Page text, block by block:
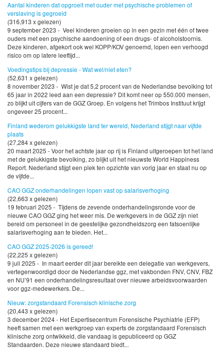
Aantal kinderen dat opgroeit met ouder met psychische problemen of
verslaving is gegroeid
(316,913 x gelezen)
9 september 2023 - Veel kinderen groeien op in een gezin met één of twee
ouders met een psychische aandoening of een drugs- of alcoholstoornis.
Deze kinderen, afgekort ook wel KOPP/KOV genoemd, lopen een verhoogd
risico om op latere leeftijd...
Voedingstips bij depressie - Wat wel/niet eten?
(52,631 x gelezen)
8 november 2023 - Wist je dat 5,2 procent van de Nederlandse bevolking tot
65 jaar in 2022 leed aan een depressie? Dit komt neer op 550.000 mensen,
zo blijkt uit cijfers van de GGZ Groep. En volgens het Trimbos Instituut krijgt
ongeveer 25 procent...
Finland wederom gelukkigste land ter wereld, Nederland stijgt naar vijfde
plaats
(27,284 x gelezen)
20 maart 2025 - Voor het achtste jaar op rij is Finland uitgeroepen tot het land
met de gelukkigste bevolking, zo blijkt uit het nieuwste World Happiness
Report. Nederland stijgt een plek ten opzichte van vorig jaar en staat nu op
de vijfde...
CAO GGZ onderhandelingen lopen vast op salarisverhoging
(22,663 x gelezen)
19 februari 2025 - Tijdens de zevende onderhandelingsronde voor de
nieuwe CAO GGZ ging het weer mis. De werkgevers in de GGZ zijn niet
bereid om personeel in de geestelijke gezondheidszorg een fatsoenlijke
salarisverhoging aan te bieden. Het...
CAO GGZ 2025-2026 is gereed!
(22,225 x gelezen)
9 juli 2025 - In maart eerder dit jaar bereikte een delegatie van werkgevers,
vertegenwoordigd door de Nederlandse ggz, met vakbonden FNV, CNV, FBZ
en NU’91 een onderhandelingsresultaat over nieuwe arbeidsvoorwaarden
voor ggz-medewerkers. De...
Nieuw: zorgstandaard Forensisch klinische zorg
(20,443 x gelezen)
3 december 2024 - Het Expertisecentrum Forensische Psychiatrie (EFP)
heeft samen met een werkgroep van experts de zorgstandaard Forensisch
klinische zorg ontwikkeld, die vandaag is gepubliceerd op GGZ
Standaarden. Deze nieuwe standaard biedt...